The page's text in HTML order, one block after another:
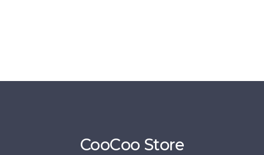
CooСoo Store